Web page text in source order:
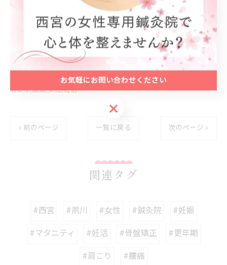
西宮でやさしい妊活ケアを提供
--------------------------------------------------------------------
肩こり 腰痛 女性 妊活
< 前のページ 一覧に戻る 次のページ >
関連タグ
#西宮 #夙川 #女性 #鍼灸院
#妊娠
#マタニティ
#妊活 #骨盤矯正
#更年期
#肩こり
#腰痛
お気軽にお問い合わせください
お気軽にお問い合わせください